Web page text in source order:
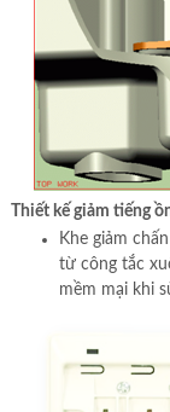
Thiết kế giảm tiếng
Khe giảm
từ công tắc
mềm mại khi